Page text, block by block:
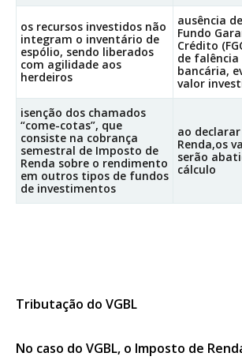
os recursos investidos não
integram o inventário de
espólio, sendo liberados
com agilidade aos
herdeiros
ausência
Fundo
Crédito
de
bancária,
valor
isenção dos chamados
“come-cotas”, que
consiste na cobrança
semestral de Imposto de
Renda sobre o rendimento
em outros tipos de fundos
de investimentos
ao
Renda,os
serão
cálculo
Tributação do VGBL
No caso do VGBL, o Imposto de